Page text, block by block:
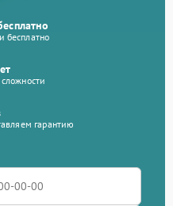
бесплатно
гарантию